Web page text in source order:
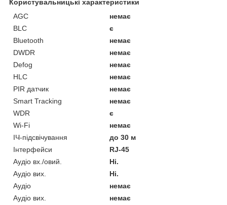
Користувальницькі характеристики
AGC
немає
BLC
є
Bluetooth
немає
DWDR
немає
Defog
немає
HLC
немає
PIR датчик
немає
Smart Tracking
немає
WDR
є
Wi-Fi
немає
ІЧ-підсвічування
до 30 м
Інтерфейси
RJ-45
Аудіо вх./овий.
Ні.
Аудіо вих.
Ні.
Аудіо
немає
Аудіо вих.
немає